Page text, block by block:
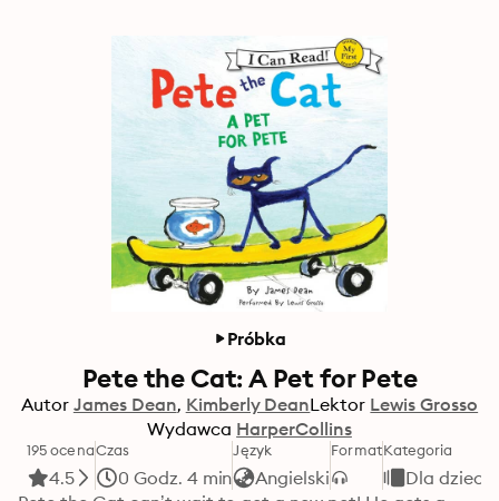
Próbka
Pete the Cat: A Pet for Pete
Autor James Dean Kimberly DeanLektor Lewis Grosso
Wydawca HarperCollins
195 ocena
4.5
Czas
0 Godz. 4 min
Język
Angielski
FormatKategoria
Dla dzieci